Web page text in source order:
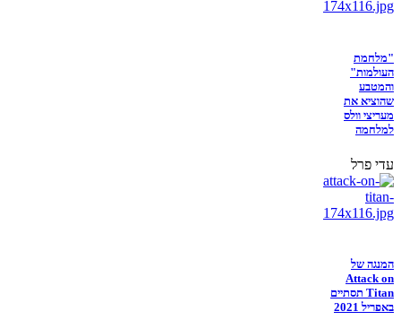
"מלחמת
העולמות"
והמטבע
שהוציא את
מעריצי וולס
למלחמה
עדי פרל
המנגה של
Attack on
Titan תסתיים
באפריל 2021